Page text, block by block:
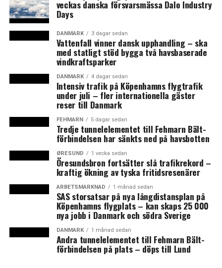
Det tror jag också att vi kommer att göra. Men vi är
ganska selektiva i våra val.
Bolaget äger sedan tidigare ca 1 100 befintliga
lägenheter i Köpenhamn och har 680 lägenheter som
tillkommer framöver genom byggprojekt. Sammantaget
äger de fastigheter för cirka 8 miljarder kronor och en
total yta på 190 000 kvadratmeter. Bolaget har innan
veckans förvärv även köpt fem projektfastigheter i
Danmark i år för sammantaget omkring 3 miljarder
kronor. De innefattar projektet Bjerglandsbyen med 114
lägenheter i området Brønshøj, tre fastigheter som
byggs på Islands Brygge varav ett av husen är ett 86
meter högt torn samt fastigheten kallad Ø-huset som
uppförs i Ørestad och kommer att bestå av 300
bostäder.
En analys som Øresundsinstituttet presenterade i maj
visar att de svenska aktörerna äger fastigheter för 40
miljarder kronor i Danmark. Ytan är 2 miljoner
kvadratmeter. Finanskrisen drabbade den danska
fastighetsmarknaden hårt och ledde till att stora
veckas danska försvarsmässa Dalo Industry
Days
DANMARK 3 dagar sedan
Vattenfall vinner dansk upphandling – ska
med statligt stöd bygga två havsbaserade
vindkraftsparker
DANMARK 4 dagar sedan
Intensiv trafik på Köpenhamns flygtrafik
under juli – fler internationella gäster
reser till Danmark
FEHMARN 5 dagar sedan
Tredje tunnelelementet till Fehmarn Bält-
förbindelsen har sänkts ned på havsbotten
ØRESUND 1 vecka sedan
Öresundsbron fortsätter slå trafikrekord –
kraftig ökning av tyska fritidsresenärer
ARBETSMARKNAD 1 månad sedan
SAS storsatsar på nya långdistansplan på
Köpenhamns flygplats – kan skaps 25 000
nya jobb i Danmark och södra Sverige
DANMARK 1 månad sedan
Andra tunnelelementet till Fehmarn Bält-
förbindelsen på plats – döps till Lund